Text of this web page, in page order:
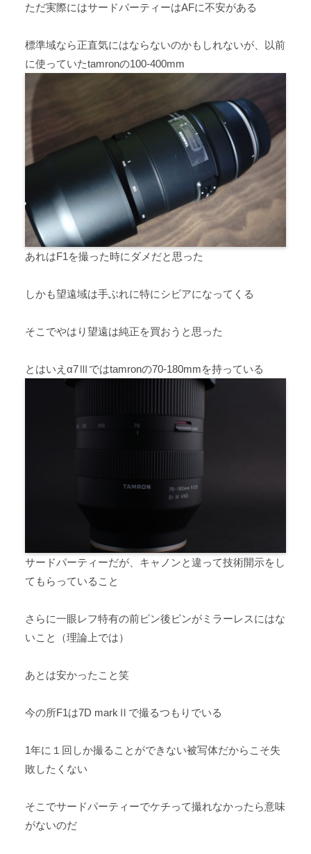
ただ実際にはサードパーティーはAFに不安がある
標準域なら正直気にはならないのかもしれないが、以前
に使っていたtamronの100-400mm
あれはF1を撮った時にダメだと思った
しかも望遠域は手ぶれに特にシビアになってくる
そこでやはり望遠は純正を買おうと思った
とはいえα7Ⅲではtamronの70-180mmを持っている
サードパーティーだが、キャノンと違って技術開示をし
てもらっていること
さらに一眼レフ特有の前ピン後ピンがミラーレスにはな
いこと（理論上では）
あとは安かったこと笑
今の所F1は7D markⅡで撮るつもりでいる
1年に１回しか撮ることができない被写体だからこそ失
敗したくない
そこでサードパーティーでケチって撮れなかったら意味
がないのだ